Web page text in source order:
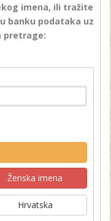
imena, ili tražite
banku podataka uz
pretrage:
Ženska imena
Hrvatska